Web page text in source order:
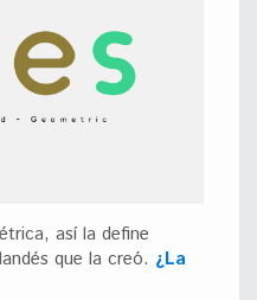
así la define
que la creó. ¿La